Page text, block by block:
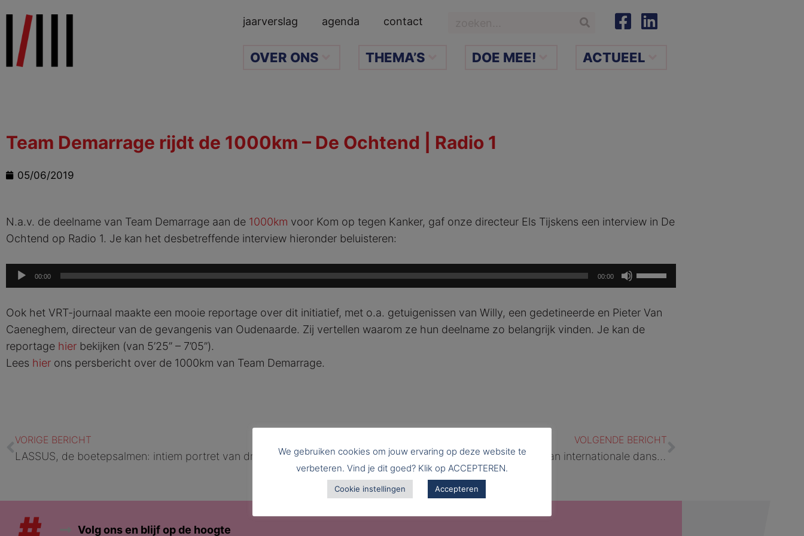
inhoud
jaarverslag agenda contact
OVER ONS THEMA’S DOE MEE! ACTUEEL
Team Demarrage rijdt de 1000km – De Ochtend | Radio 1
05/06/2019
N.a.v. de deelname van Team Demarrage aan de 1000km voor Kom op tegen Kanker, gaf onze directeur Els Tijskens een interview in De
Ochtend op Radio 1. Je kan het desbetreffende interview hieronder beluisteren:
Audiospeler
00:00 00:00
Gebruik
Omhoog/Omlaag
verlagen.
Ook het VRT-journaal maakte een mooie reportage over dit initiatief, met o.a. getuigenissen van Willy, een gedetineerde en Pieter Van
Caeneghem, directeur van de gevangenis van Oudenaarde. Zij vertellen waarom ze hun deelname zo belangrijk vinden. Je kan de
reportage hier bekijken (van 5’25” – 7’05”).
Lees hier ons persbericht over de 1000km van Team Demarrage.
Vorige
VORIGE BERICHT
LASSUS, de boetepsalmen: intiem portret van drie gedetineerde vrouwen
VOLGENDE BERICHT
Volg ons en blijf op de hoogte
We gebruiken cookies om jouw ervaring op deze website te
verbeteren. Vind je dit goed? Klik op ACCEPTEREN.
Cookie instellingen Accepteren